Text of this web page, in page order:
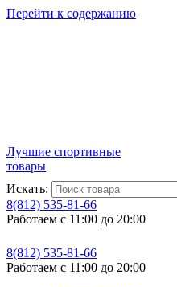
Перейти к содержанию
Лучшие спортивные
товары
Искать:
8(812) 535-81-66
Работаем с 11:00 до 20:00
8(812) 535-81-66
Работаем с 11:00 до 20:00